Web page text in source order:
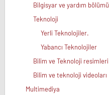
Bilgisyar ve yardım bölümü
Teknoloji
Yerli Teknolojiler.
Yabancı Teknolojiler
Bilim ve Teknoloji resimleri
Bilim ve teknoloji videoları
Multimediya